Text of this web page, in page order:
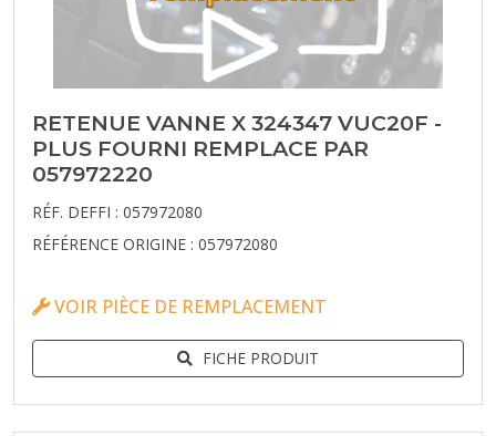
RETENUE VANNE X 324347 VUC20F -
PLUS FOURNI REMPLACE PAR
057972220
RÉF. DEFFI : 057972080
RÉFÉRENCE ORIGINE : 057972080
VOIR PIÈCE DE REMPLACEMENT
FICHE PRODUIT